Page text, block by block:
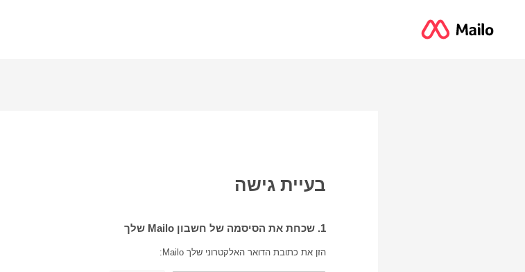
בעיית גישה
1. שכחת את הסיסמה של חשבון Mailo שלך
הזן את כתובת הדואר האלקטרוני שלך Mailo: